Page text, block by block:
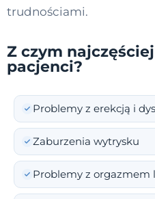
trudnościami.
Z czym
pacjenci?
Problemy z erekcją i
Zaburzenia wytrysku
Problemy z orgazmem